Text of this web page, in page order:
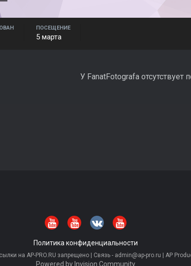
ПОСЕЩЕНИЕ
5 марта
У FanatFotografa отсутствует
Политика конфиденциальности
на AP-PRO.RU запрещено | Связь - admin@ap-pro.ru | AP
Powered by Invision Community